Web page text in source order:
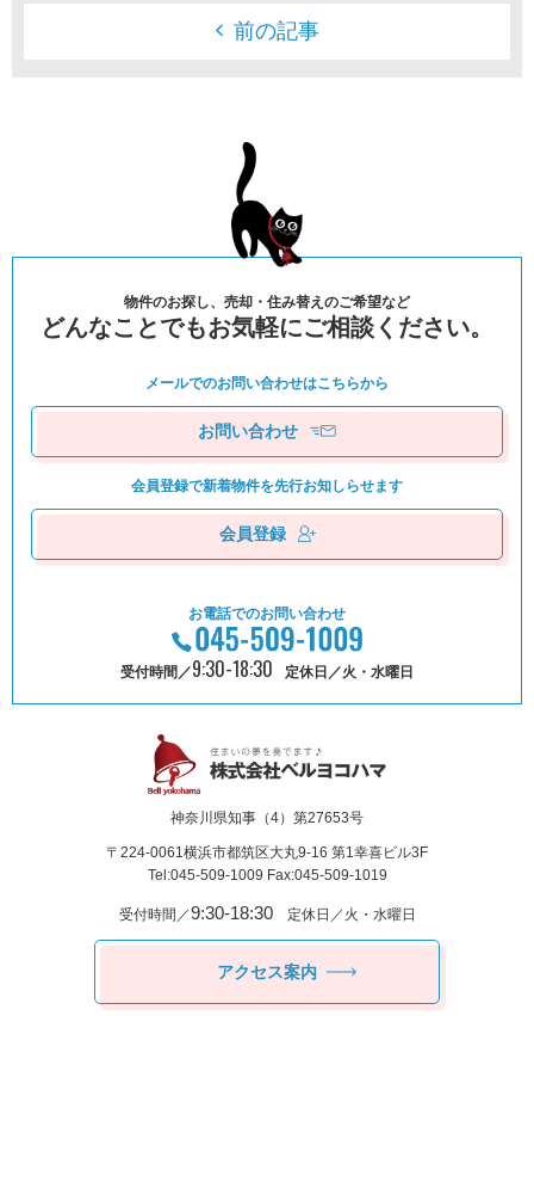
前の記事
物件のお探し、売却・住み替えのご希望など
どんなことでもお気軽にご相談ください。
メールでのお問い合わせはこちらから
お問い合わせ
会員登録で新着物件を先⾏お知しらせます
会員登録
お電話でのお問い合わせ
受付時間／9:30-18:30 定休日／火・水曜日
神奈川県知事（4）第27653号
〒224-0061横浜市都筑区⼤丸9-16 第1幸喜ビル3F
Tel:045-509-1009 Fax:045-509-1019
受付時間／9:30-18:30定休日／火・水曜日
アクセス案内